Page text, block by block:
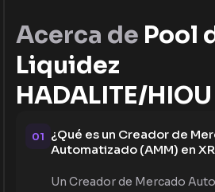
Acerca de Pool
Liquidez
HADALITE/HIOU
01 ¿Qué es un Creador de
Automatizado (AMM) en
Un Creador de Mercado